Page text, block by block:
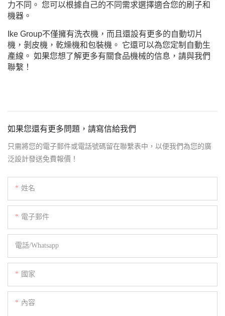
力不同。 您可以根據自己的不同需求選擇適合您的刷子和
機器。
Ike Group不僅擁有洗衣機，而且還設有更多的自動切片
機，剝皮機，乾燥機和包裝機。 它還可以為您定制自動生
產線。 如果您想了解更多有關食品機械的信息，請與我們
聯繫！
如果您還有更多問題，請寫信給我們
只需將您的電子郵件或電話號碼留在聯繫表中，以便我們為您的廣
泛設計發送免費報價！
姓名
電子郵件
電話/whatsapp
國家
內容